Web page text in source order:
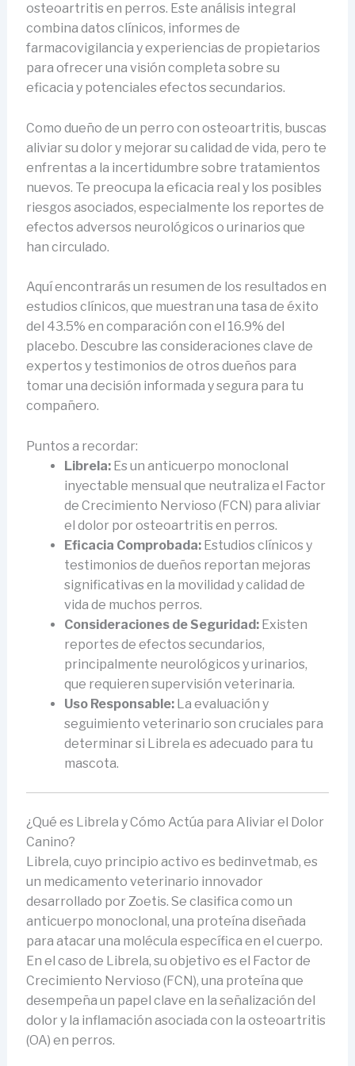
osteoartritis en perros. Este análisis integral
combina datos clínicos, informes de
farmacovigilancia y experiencias de propietarios
para ofrecer una visión completa sobre su
eficacia y potenciales efectos secundarios.
Como dueño de un perro con osteoartritis, buscas
aliviar su dolor y mejorar su calidad de vida, pero te
enfrentas a la incertidumbre sobre tratamientos
nuevos. Te preocupa la eficacia real y los posibles
riesgos asociados, especialmente los reportes de
efectos adversos neurológicos o urinarios que
han circulado.
Aquí encontrarás un resumen de los resultados en
estudios clínicos, que muestran una tasa de éxito
del 43.5% en comparación con el 16.9% del
placebo. Descubre las consideraciones clave de
expertos y testimonios de otros dueños para
tomar una decisión informada y segura para tu
compañero.
Puntos a recordar:
Librela:Es un anticuerpo monoclonal
inyectable mensual que neutraliza el Factor
de Crecimiento Nervioso (FCN) para aliviar
el dolor por osteoartritis en perros.
Eficacia Comprobada:Estudios clínicos y
testimonios de dueños reportan mejoras
significativas en la movilidad y calidad de
vida de muchos perros.
Consideraciones de Seguridad:Existen
reportes de efectos secundarios,
principalmente neurológicos y urinarios,
que requieren supervisión veterinaria.
Uso Responsable:La evaluación y
seguimiento veterinario son cruciales para
determinar si Librela es adecuado para tu
mascota.
¿Qué es Librela y Cómo Actúa para Aliviar el Dolor
Canino?
Librela, cuyo principio activo es bedinvetmab, es
un medicamento veterinario innovador
desarrollado por Zoetis. Se clasifica como un
anticuerpo monoclonal, una proteína diseñada
para atacar una molécula específica en el cuerpo.
En el caso de Librela, su objetivo es el Factor de
Crecimiento Nervioso (FCN), una proteína que
desempeña un papel clave en la señalización del
dolor y la inflamación asociada con la osteoartritis
(OA) en perros.